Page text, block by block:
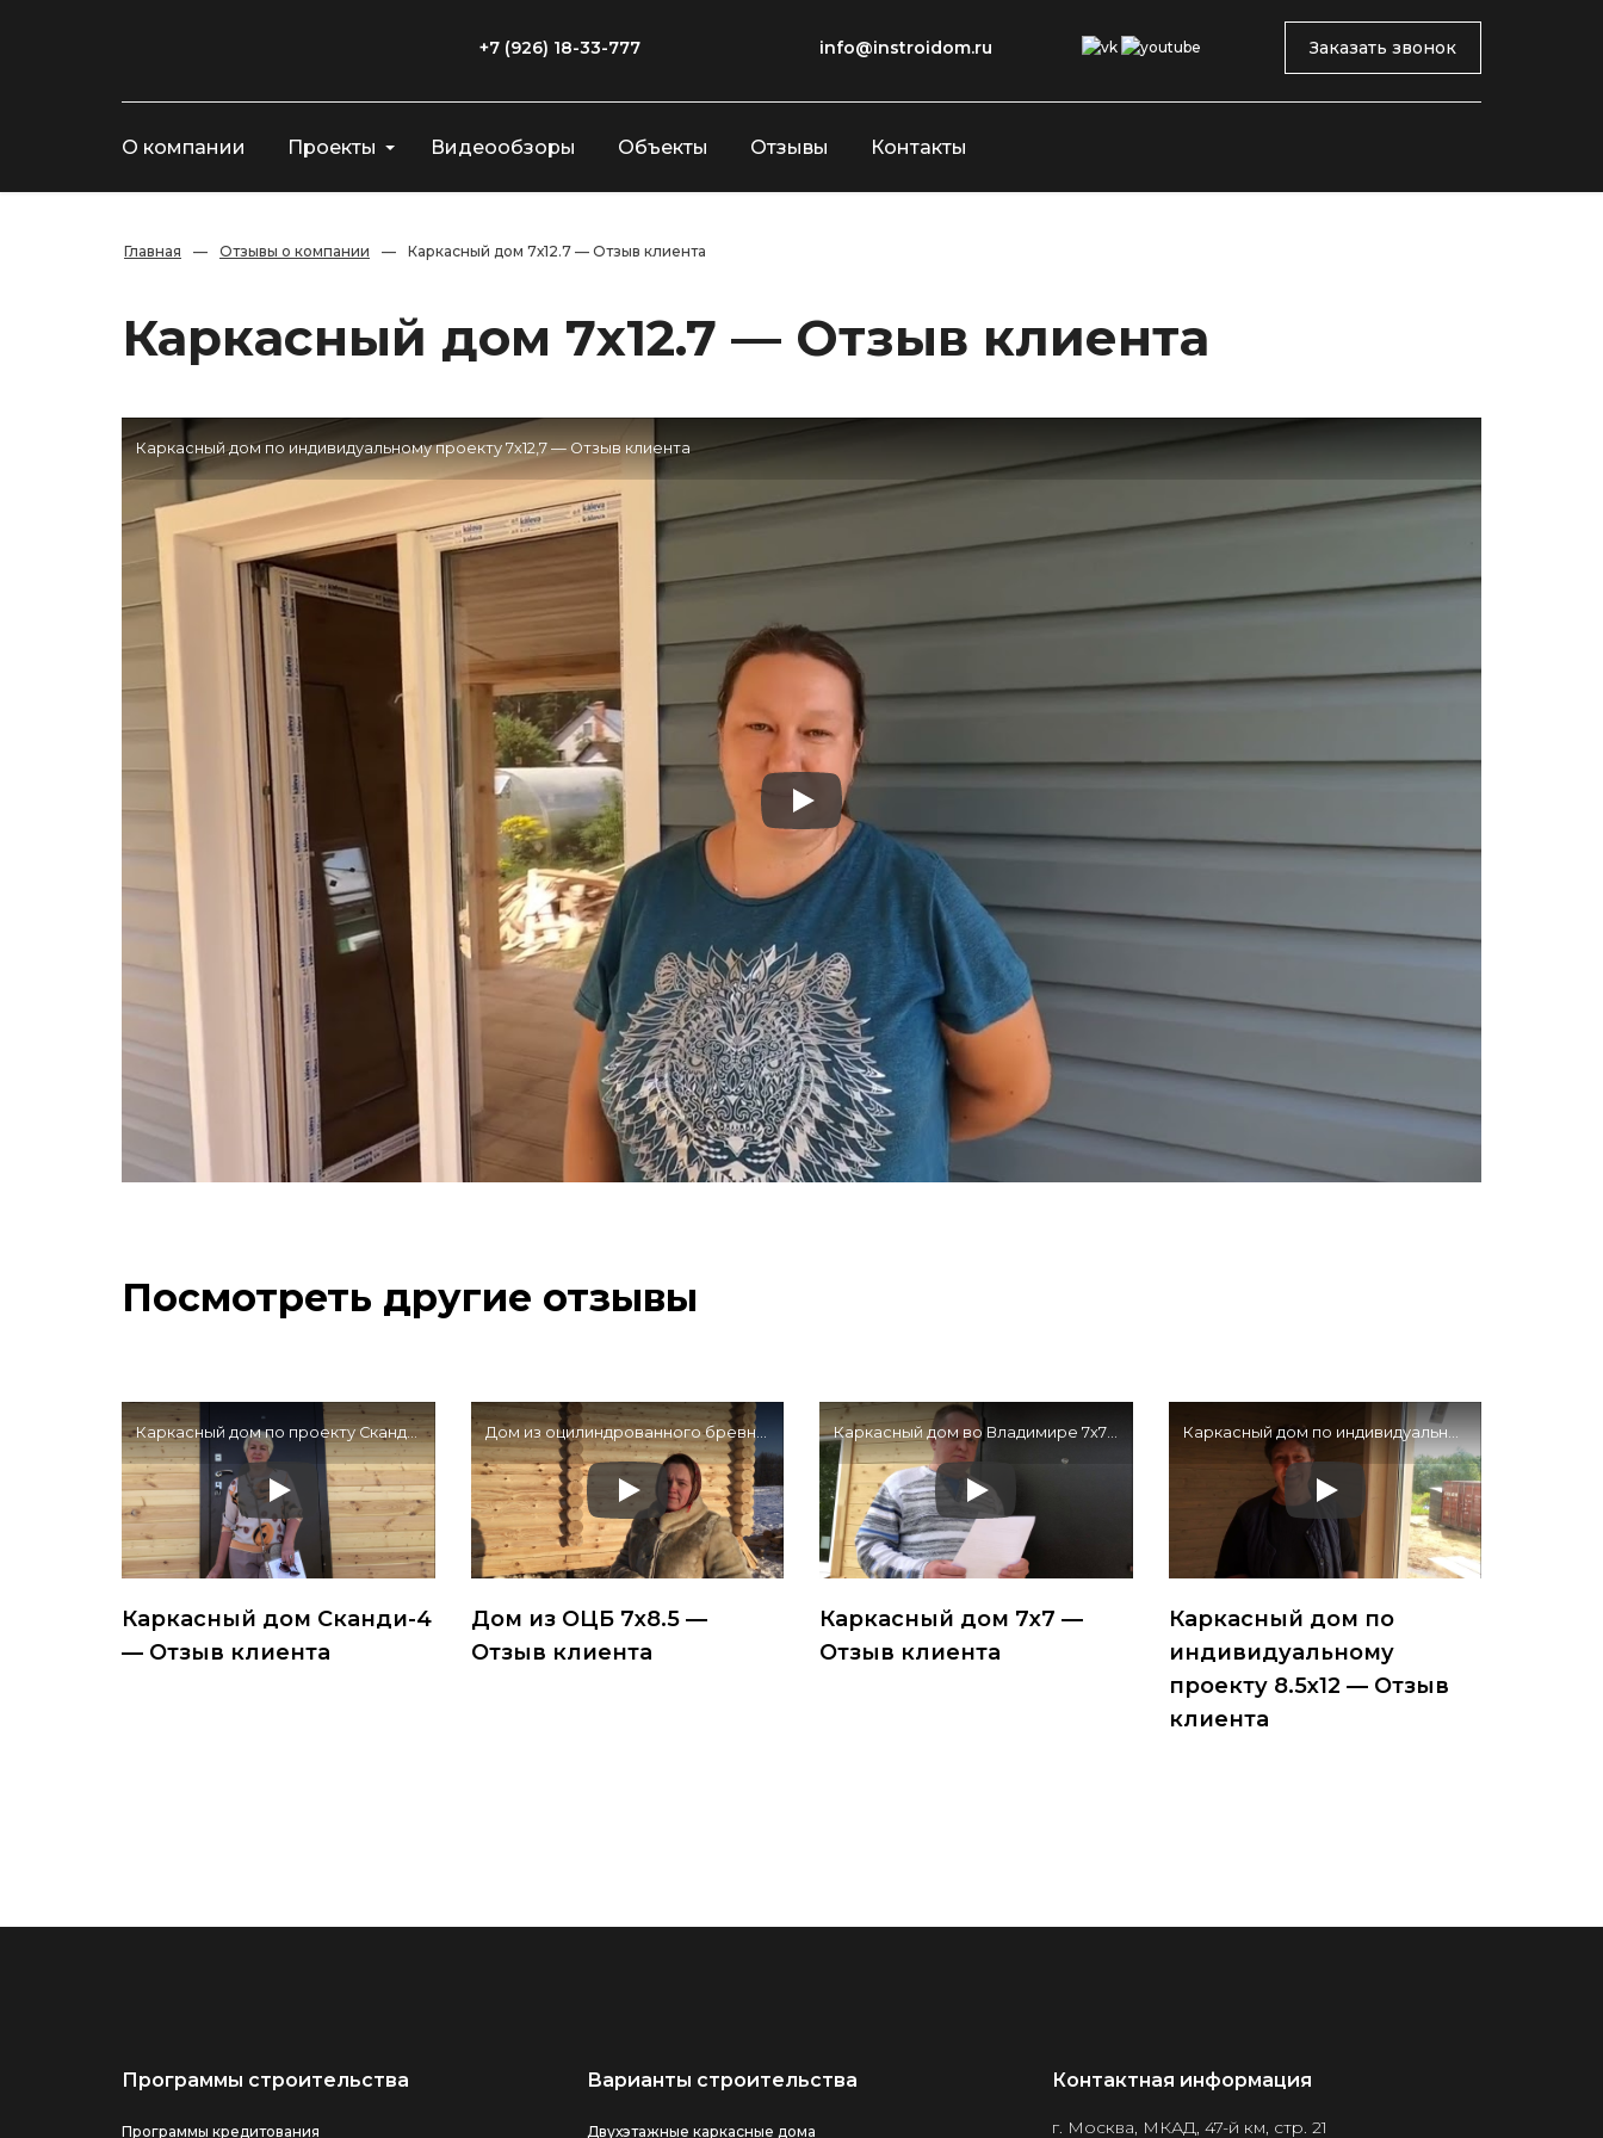
+7 (926) 18-33-777 info@instroidom.ru Заказать звонок
О компании Проекты Видеообзоры Объекты Отзывы Контакты
Главная — Отзывы о компании — Каркасный дом 7х12.7 — Отзыв клиента
Каркасный дом 7х12.7 — Отзыв клиента
Каркасный дом по индивидуальному проекту 7х12,7 — Отзыв клиента
Посмотреть другие отзывы
Каркасный дом по проекту Сканди-4 во Владимирской области — Отзыв клиента
Каркасный дом Сканди-4
— Отзыв клиента
Дом из оцилиндрованного бревна 7х8,5
Дом из ОЦБ 7х8.5 —
Отзыв клиента
Каркасный дом во Владимире 7х7 — Отзыв клиента
Каркасный дом 7х7 —
Отзыв клиента
Каркасный дом по индивидуальному проекту 8,5х12 — Отзыв клиента
Каркасный дом по
индивидуальному
проекту 8.5х12 — Отзыв
клиента
Программы строительства
Программы кредитования
Варианты строительства
Двухэтажные каркасные дома
Контактная информация
г. Москва, МКАД, 47-й км, стр. 21